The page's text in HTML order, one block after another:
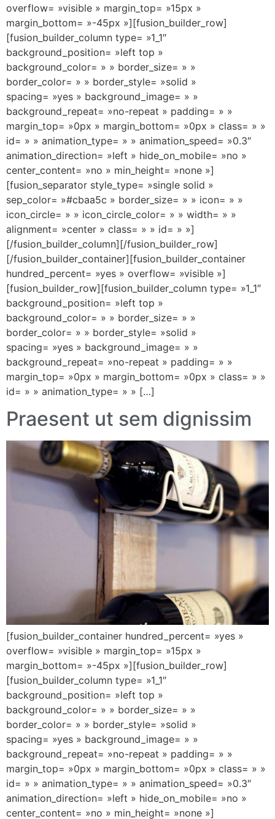
overflow= »visible » margin_top= »15px »
margin_bottom= »-45px »][fusion_builder_row]
[fusion_builder_column type= »1_1″
background_position= »left top »
background_color= » » border_size= » »
border_color= » » border_style= »solid »
spacing= »yes » background_image= » »
background_repeat= »no-repeat » padding= » »
margin_top= »0px » margin_bottom= »0px » class= » »
id= » » animation_type= » » animation_speed= »0.3″
animation_direction= »left » hide_on_mobile= »no »
center_content= »no » min_height= »none »]
[fusion_separator style_type= »single solid »
sep_color= »#cbaa5c » border_size= » » icon= » »
icon_circle= » » icon_circle_color= » » width= » »
alignment= »center » class= » » id= » »]
[/fusion_builder_column][/fusion_builder_row]
[/fusion_builder_container][fusion_builder_container
hundred_percent= »yes » overflow= »visible »]
[fusion_builder_row][fusion_builder_column type= »1_1″
background_position= »left top »
background_color= » » border_size= » »
border_color= » » border_style= »solid »
spacing= »yes » background_image= » »
background_repeat= »no-repeat » padding= » »
margin_top= »0px » margin_bottom= »0px » class= » »
id= » » animation_type= » » […]
Praesent ut sem dignissim
[fusion_builder_container hundred_percent= »yes »
overflow= »visible » margin_top= »15px »
margin_bottom= »-45px »][fusion_builder_row]
[fusion_builder_column type= »1_1″
background_position= »left top »
background_color= » » border_size= » »
border_color= » » border_style= »solid »
spacing= »yes » background_image= » »
background_repeat= »no-repeat » padding= » »
margin_top= »0px » margin_bottom= »0px » class= » »
id= » » animation_type= » » animation_speed= »0.3″
animation_direction= »left » hide_on_mobile= »no »
center_content= »no » min_height= »none »]